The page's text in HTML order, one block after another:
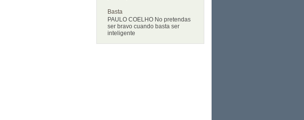
Basta
PAULO COELHO No pretendas
ser bravo cuando basta ser
inteligente